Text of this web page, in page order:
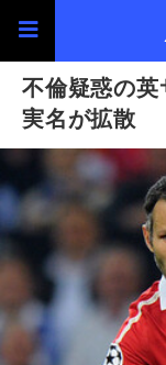
不倫疑惑の
実名が拡散